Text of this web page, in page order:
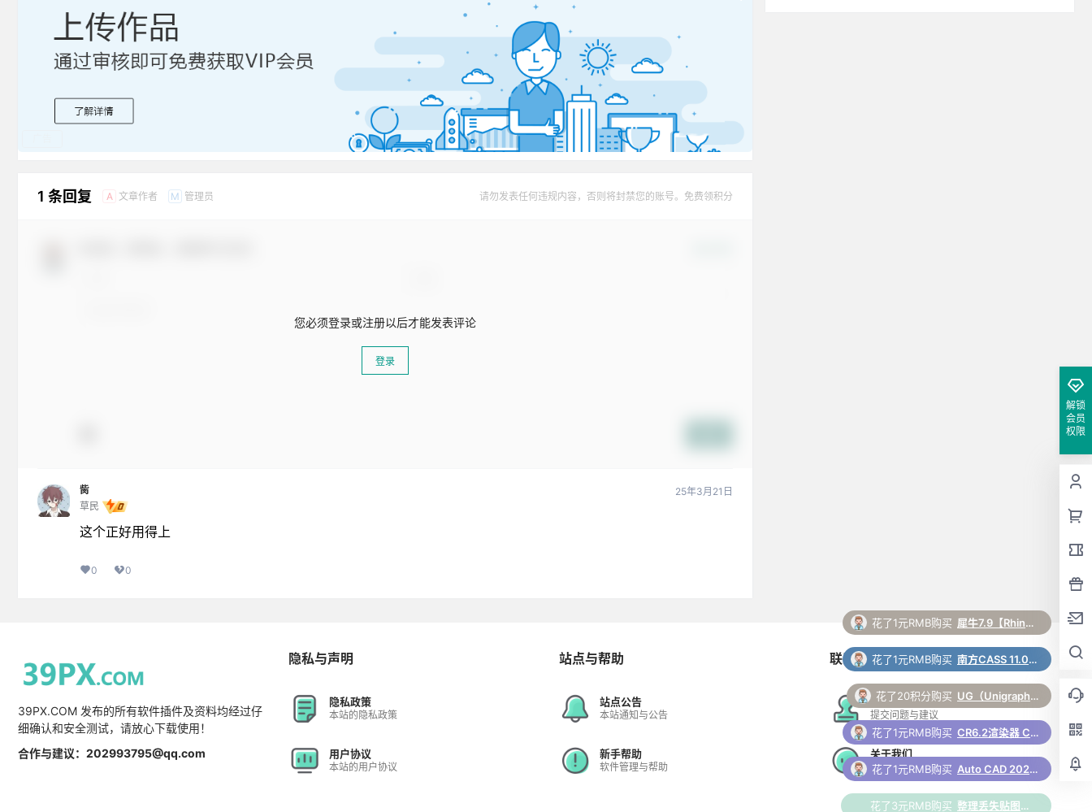
1 条回复 A 文章作者 M 管理员 请勿发表任何违规内容，否则将封禁您的账号。免费领积分
您必须登录或注册以后才能发表评论
登录
胔
草民
25年3月21日
这个正好用得上
0 0
解锁
会员
权限
39PX.COM 发布的所有软件插件及资料均经过仔
细确认和安全测试，请放心下载使用！
合作与建议：202993795@qq.com
隐私与声明
隐私政策
本站的隐私政策
用户协议
本站的用户协议
站点与帮助
站点公告
本站通知与公告
新手帮助
软件管理与帮助
联系与合作
在线工单
提交问题与建议
关于我们
更多支持与合作
花了1元RMB购买 犀牛7.9【Rhino7.9破解版】中文破解版下载和安装教程
花了1元RMB购买 南方CASS 11.0 软件安装包下载和安装教程
花了20积分购买 UG（Unigraphics NX）12.0 安装包下载及安装教程
花了1元RMB购买 CR6.2渲染器 Corona 6.2 for 3ds Max（2014-2022）中/英文版下载和安装教程
花了1元RMB购买 Auto CAD 2024 中文64位破解版+安装教程+Win8/10/11版下载
花了3元RMB购买 整理丢失贴图脚本 3Dmax脚本下载